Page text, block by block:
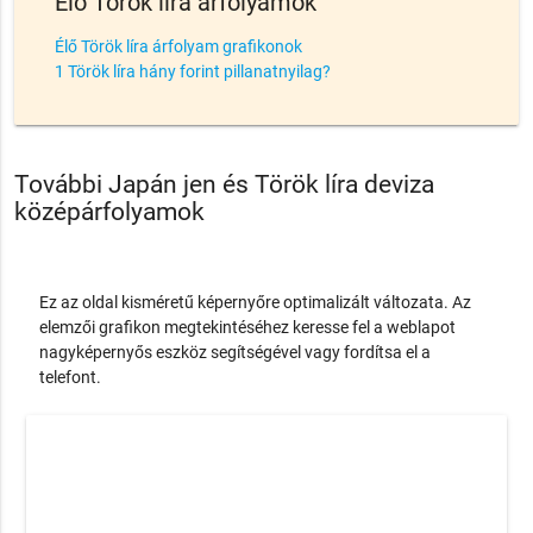
Élő Török líra árfolyam grafikonok
1 Török líra hány forint pillanatnyilag?
További Japán jen és Török líra deviza
középárfolyamok
Ez az oldal kisméretű képernyőre optimalizált változata. Az
elemzői grafikon megtekintéséhez keresse fel a weblapot
nagyképernyős eszköz segítségével vagy fordítsa el a
telefont.